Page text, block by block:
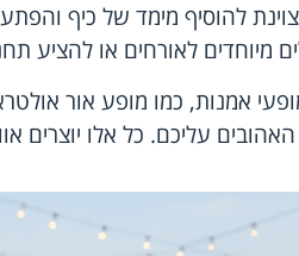
להוסיף מימד של כיף
מיוחדים לאורחים או להציע
אמנות, כמו מופע אור
האהובים עליכם. כל אלו יוצרים